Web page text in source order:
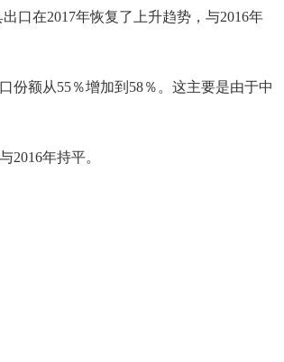
口在2017年恢复了上升趋势，与2016年
份额从55％增加到58％。这主要是由于中
2016年持平。